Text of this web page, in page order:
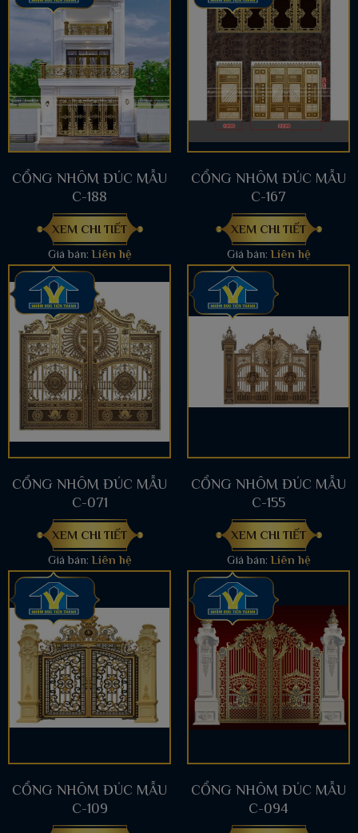
CỔNG NHÔM ĐÚC MẪU
C-188
XEM CHI TIẾT
Giá bán: Liên hệ
CỔNG NHÔM ĐÚC MẪU
C-167
XEM CHI TIẾT
Giá bán: Liên hệ
CỔNG NHÔM ĐÚC MẪU
C-071
XEM CHI TIẾT
Giá bán: Liên hệ
CỔNG NHÔM ĐÚC MẪU
C-155
XEM CHI TIẾT
Giá bán: Liên hệ
CỔNG NHÔM ĐÚC MẪU
C-109
CỔNG NHÔM ĐÚC MẪU
C-094